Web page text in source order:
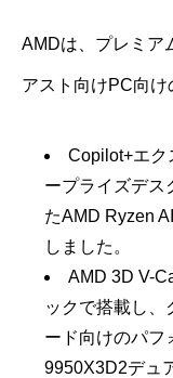
AMDは、プレミア
アスト向けPC向け
Copilot+エク
ープライズデス
たAMD Ryzen
しました。
AMD 3D V-
ックで搭載し、
ード向けのパフ
9950X3D2デュ